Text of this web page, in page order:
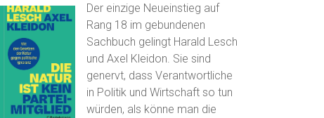
Der einzige Neueinstieg auf
Rang 18 im gebundenen
Sachbuch gelingt Harald Lesch
und Axel Kleidon. Sie sind
genervt, dass Verantwortliche
in Politik und Wirtschaft so tun
würden, als könne man die